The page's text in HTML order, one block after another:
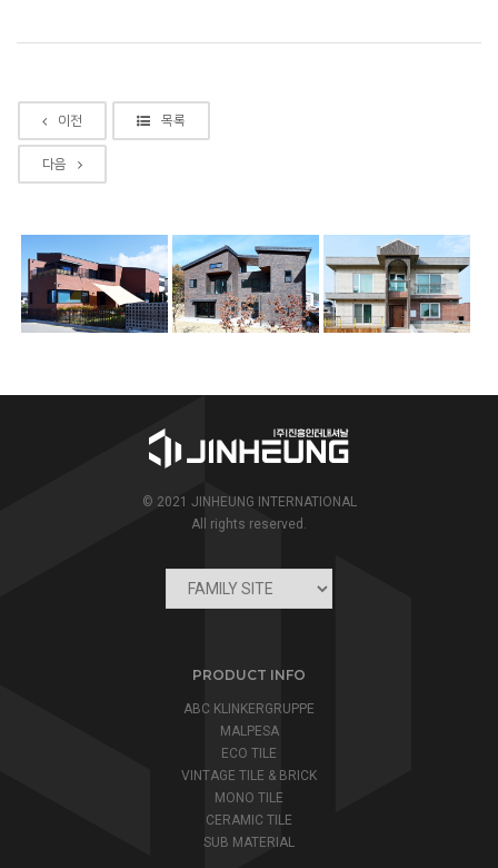
이전 목록
다음
© 2021 JINHEUNG INTERNATIONAL
All rights reserved.
PRODUCT INFO
ABC KLINKERGRUPPE
MALPESA
ECO TILE
VINTAGE TILE & BRICK
MONO TILE
CERAMIC TILE
SUB MATERIAL